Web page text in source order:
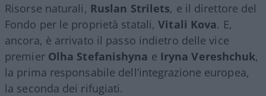
Risorse naturali, Ruslan Strilets, e il direttore del
Fondo per le proprietà statali,Vitali Kova. E,
ancora, è arrivato il passo indietro delle vice
premier Olha Stefanishyna e Iryna Vereshchuk,
la prima responsabile dell’integrazione europea,
la seconda dei rifugiati.